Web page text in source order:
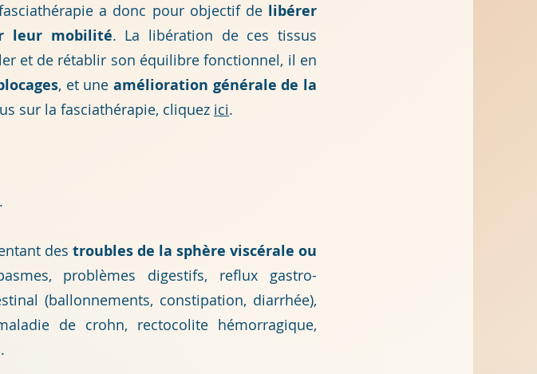
a donc pour objectif de libérer
leur mobilité. La libération de ces tissus
et de rétablir son équilibre fonctionnel, il en
, et une amélioration générale de la
sur la fasciathérapie, cliquez ici.
.
des troubles de la sphère viscérale ou
problèmes digestifs, reflux gastro-
(ballonnements, constipation, diarrhée),
de crohn, rectocolite hémorragique,